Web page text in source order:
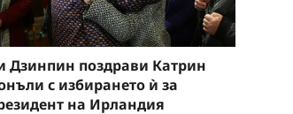
Дзинпин поздрави Катрин
с избирането ѝ за
на Ирландия